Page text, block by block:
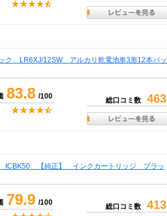
ク LR6XJ/12SW アルカリ乾電池単3形12本パッ
83.8 /100 総口コミ数 463
ICBK50 【純正】 インクカートリッジ ブラッ
79.9 /100 総口コミ数 413